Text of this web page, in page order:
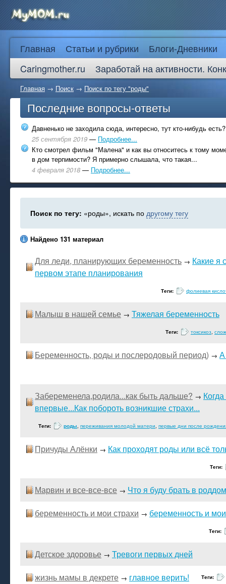
Главная Статьи и рубрики
Блоги-Дневники
Caringmother.ru
Заработай на активности.
Главная → Поиск → Поиск по тегу "роды"
Последние вопросы-ответы
Давненько не заходила сюда, интересно, тут кто-нибудь есть?
25 сентября 2019 — Подробнее...
Кто смотрел фильм "Малена" и как вы относитесь к тому
в дом терпимости? Я примерно слышала, что такая...
4 февраля 2018 — Подробнее...
Поиск по тегу: «роды», искать по другому тегу
Найдено 131 материал
Для леди, планирующих беременность → Какие я
первом этапе планирования
Теги: фолиевая
Малыш в нашей семье → Тяжелая беременность
Теги: токсикоз,
Беременность, роды и послеродовый период) → А
Забеременела,родила...как быть дальше? →
впервые...Как побороть возникшие страхи...
Теги: роды, переживания молодой матери, первые дни после
Причуды Алёнки → Как проходят роды или всё
Теги:
Марвин и все-все-все → Что я буду брать в роддом
беременность и мои страхи → беременность и
Теги:
Детское здоровье → Тревоги первых дней
жизнь мамы в декрете → главное верить! Теги: